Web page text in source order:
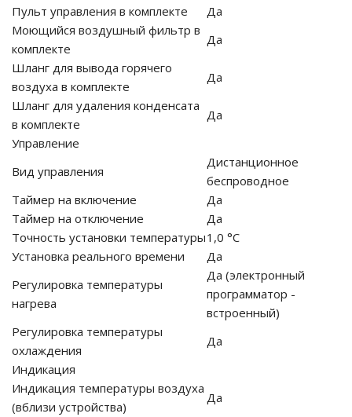
Пульт управления в комплекте
Да
Моющийся воздушный фильтр в
комплекте
Да
Шланг для вывода горячего
воздуха в комплекте
Да
Шланг для удаления конденсата
в комплекте
Да
Управление
Вид управления
Дистанционное
беспроводное
Таймер на включение
Да
Таймер на отключение
Да
Точность установки температуры1,0 °С
Установка реального времени
Да
Регулировка температуры
нагрева
Да (электронный
программатор -
встроенный)
Регулировка температуры
охлаждения
Да
Индикация
Индикация температуры воздуха
(вблизи устройства)
Да